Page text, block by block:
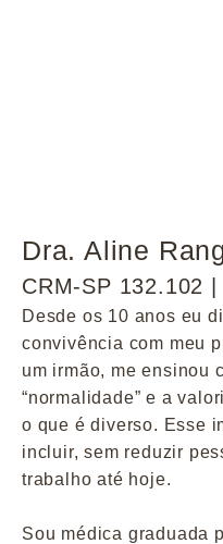
Dra. Aline
CRM-SP 132.102
Desde os 10 anos eu
convivência com meu
um irmão, me ensinou
“normalidade” e a
o que é diverso. Esse
incluir, sem reduzir
trabalho até hoje.
Sou médica graduada